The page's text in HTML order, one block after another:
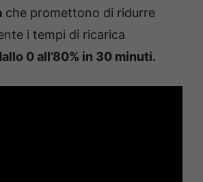
che promettono di ridurre
i tempi di ricarica
0 all’80% in 30 minuti.